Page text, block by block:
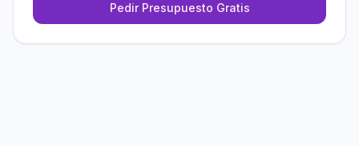
Pedir Presupuesto Gratis